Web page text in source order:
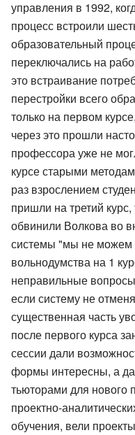
управления в 1992,
процесс встроили
образовательный
переключались на
это встраивание
перестройки всего
только на первом
через это прошли
профессора уже не
курсе старыми
раз взрослением
пришли на третий
обвинили Волкова во
системы "мы не можем
вольнодумства на 1
неправильные
если систему не
существенная часть
после первого курса
сессии дали
формы интересны, а
тьюторами для нового
проектно-
обучения, вели